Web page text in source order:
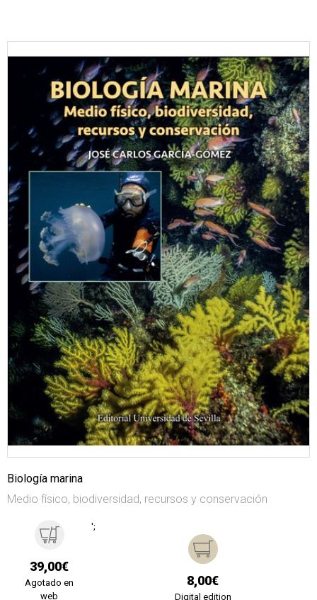
Biología marina
Medio físico, biodiversidad, recursos y conservación
39,00€
Agotado en
web
';
8,00€
Digital edition